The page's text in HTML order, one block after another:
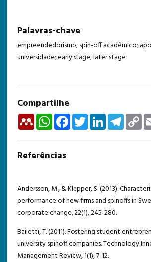
Palavras-chave
empreendedorismo; spin-off acadêmico;
universidade; early stage; later stage
Compartilhe
MendeleyWhatsAppFacebookTwitterLinkedInTelegram
Referências
Andersson, M., & Klepper, S. (2013).
performance of new firms and spinoffs in
corporate change, 22(1), 245-280.
Bailetti, T. (2011). Fostering student
university spinoff companies. Technology
Management Review, 1(1), 7-12.